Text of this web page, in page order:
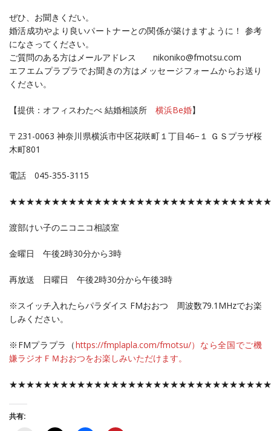
ぜひ、お聞きくだい。
婚活成功やより良いパートナーとの関係が築けますように！ 参考
になさってください。
ご質問のある方はメールアドレス nikoniko@fmotsu.com
エフエムプラプラでお聞きの方はメッセージフォームからお送り
ください。
【提供：オフィスわたべ 結婚相談所 横浜Be婚】
〒231-0063 神奈川県横浜市中区花咲町１丁目46−１ ＧＳプラザ桜
木町801
電話 045-355-3115
渡部けい子のニコニコ相談室
金曜日 午後2時30分から3時
再放送 日曜日 午後2時30分から午後3時
※スイッチ入れたらパラダイス FMおおつ 周波数79.1MHzでお楽
しみください。
※FMプラプラ（https://fmplapla.com/fmotsu/）なら全国でご機
嫌ラジオＦＭおおつをお楽しみいただけます。
共有: